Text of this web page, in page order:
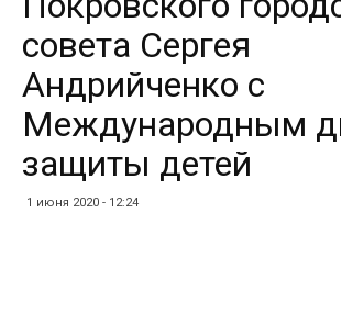
совета Сергея
Андрийченко с
Международным
защиты детей
1 июня 2020 - 12:24